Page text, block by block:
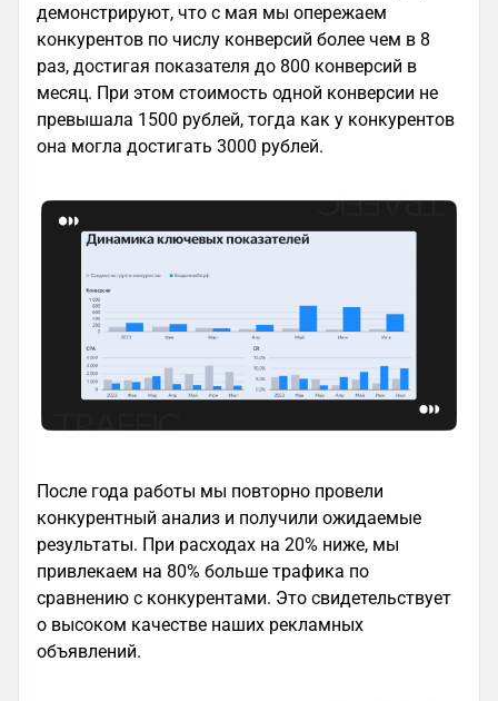
демонстрируют, что с мая мы опережаем
конкурентов по числу конверсий более чем в 8
раз, достигая показателя до 800 конверсий в
месяц. При этом стоимость одной конверсии не
превышала 1500 рублей, тогда как у конкурентов
она могла достигать 3000 рублей.
После года работы мы повторно провели
конкурентный анализ и получили ожидаемые
результаты. При расходах на 20% ниже, мы
привлекаем на 80% больше трафика по
сравнению с конкурентами. Это свидетельствует
о высоком качестве наших рекламных
объявлений.